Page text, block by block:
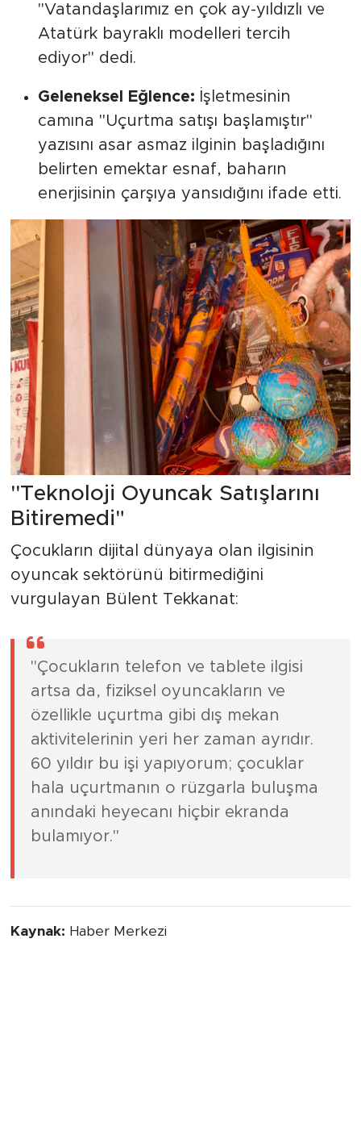
"Vatandaşlarımız en çok ay-yıldızlı ve
Atatürk bayraklı modelleri tercih
ediyor" dedi.
Geleneksel Eğlence: İşletmesinin
camına "Uçurtma satışı başlamıştır"
yazısını asar asmaz ilginin başladığını
belirten emektar esnaf, baharın
enerjisinin çarşıya yansıdığını ifade etti.
''Teknoloji Oyuncak Satışlarını
Bitiremedi"
Çocukların dijital dünyaya olan ilgisinin
oyuncak sektörünü bitirmediğini
vurgulayan Bülent Tekkanat:
"Çocukların telefon ve tablete ilgisi
artsa da, fiziksel oyuncakların ve
özellikle uçurtma gibi dış mekan
aktivitelerinin yeri her zaman ayrıdır.
60 yıldır bu işi yapıyorum; çocuklar
hala uçurtmanın o rüzgarla buluşma
anındaki heyecanı hiçbir ekranda
bulamıyor."
Kaynak: Haber Merkezi